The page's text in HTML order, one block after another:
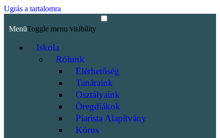
Ugrás a tartalomra
MenüToggle menu visibility
Iskola
Rólunk
Elérhetőség
Tanáraink
Osztályaink
Öregdiákok
Piarista Alapítvány
Kórus